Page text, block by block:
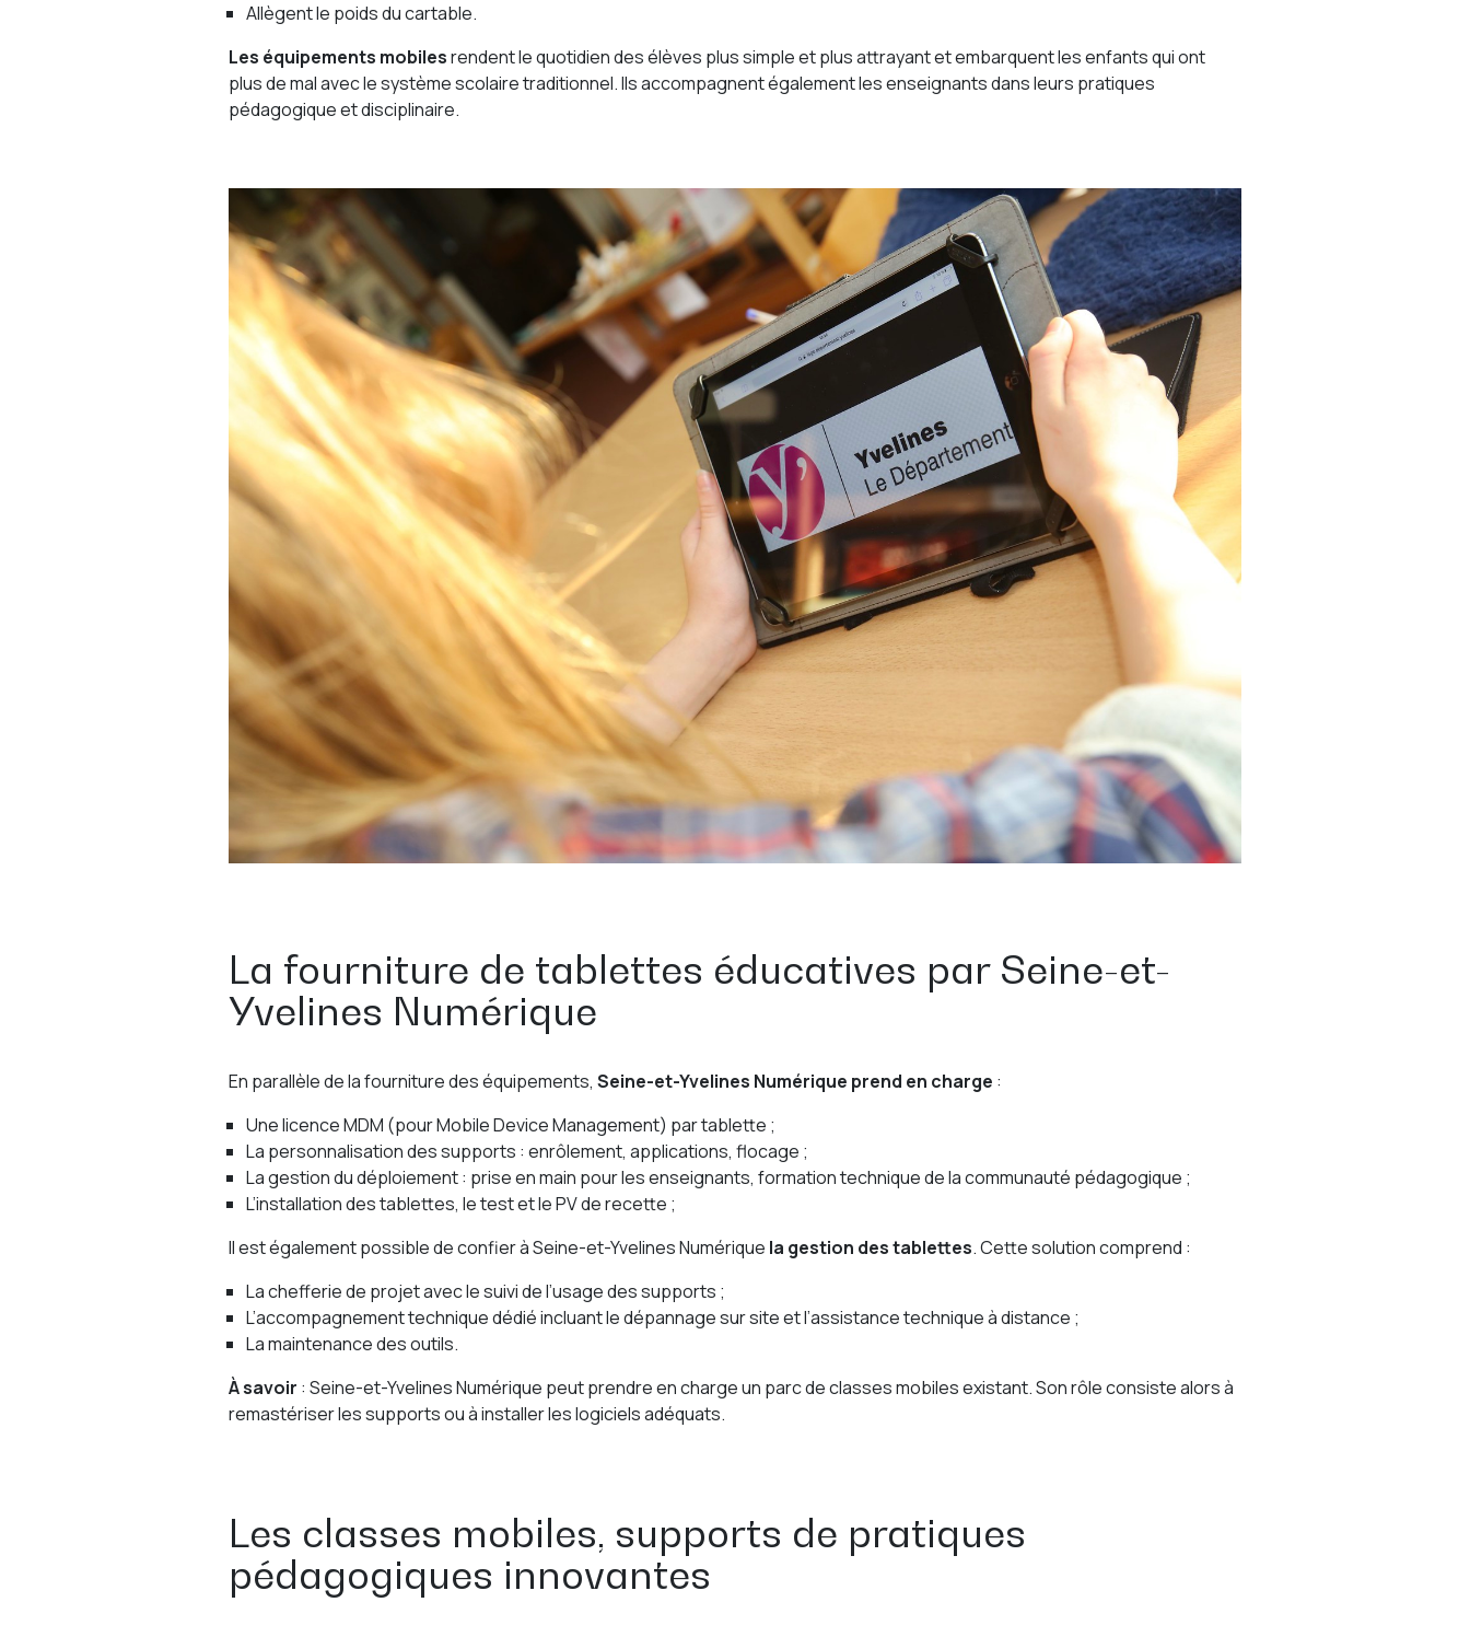
Allègent le poids du cartable.
Les équipements mobilesrendent le quotidien des élèves plus simple et plus attrayant et embarquent les enfants qui ont
plus de mal avec le système scolaire traditionnel. Ils accompagnent également les enseignants dans leurs pratiques
pédagogique et disciplinaire.
La fourniture de tablettes éducatives par Seine-et-
Yvelines Numérique
En parallèle de la fourniture des équipements, Seine-et-Yvelines Numérique prend en charge :
Une licence MDM (pour Mobile Device Management) par tablette ;
La personnalisation des supports : enrôlement, applications, flocage ;
La gestion du déploiement : prise en main pour les enseignants, formation technique de la communauté pédagogique ;
L’installation des tablettes, le test et le PV de recette ;
Il est également possible de confier à Seine-et-Yvelines Numérique la gestion des tablettes. Cette solution comprend :
La chefferie de projet avec le suivi de l’usage des supports ;
L’accompagnement technique dédié incluant le dépannage sur site et l’assistance technique à distance ;
La maintenance des outils.
À savoir : Seine-et-Yvelines Numérique peut prendre en charge un parc declasses mobilesexistant. Son rôle consiste alors à
remastériser les supports ou à installer les logiciels adéquats.
Les classes mobiles, supports de pratiques
pédagogiques innovantes